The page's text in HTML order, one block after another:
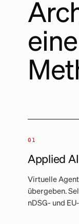
eine
01
Applied AI
Virtuelle
übergeben.
nDSG- und